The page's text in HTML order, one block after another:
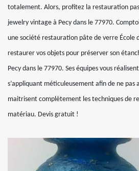
totalement. Alors, profitez la restauration
jewelry vintage à Pecy dans le 77970.
une société restauration pâte de verre École
restaurer vos objets pour préserver son
Pecy dans le 77970. Ses équipes vous
s’appliquant méticuleusement afin de ne pas
maitrisent complètement les techniques de
matériau. Devis gratuit !